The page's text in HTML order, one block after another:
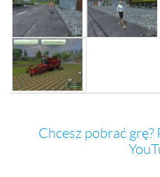
Chcesz pobrać grę?